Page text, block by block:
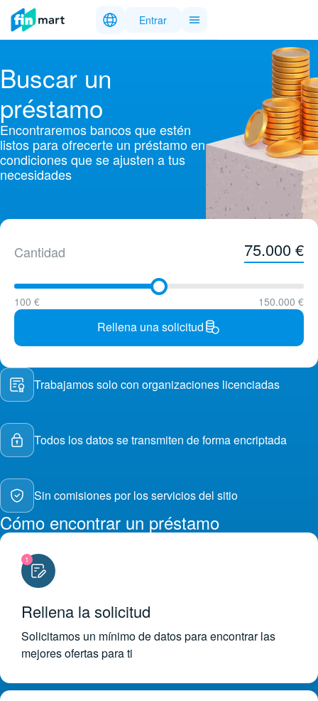
Entrar
Buscar un
préstamo
Encontraremos bancos que estén
listos para ofrecerte un préstamo en
condiciones que se ajusten a tus
necesidades
Cantidad 75.000 €
100 € 150.000 €
Rellena una solicitud
Trabajamos solo con organizaciones licenciadas
Todos los datos se transmiten de forma encriptada
Sin comisiones por los servicios del sitio
Cómo encontrar un préstamo
1
Rellena la solicitud
Solicitamos un mínimo de datos para encontrar las
mejores ofertas para ti